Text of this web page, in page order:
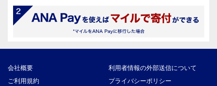
会社概要
利用者情報の外部送信について
ご利用規約
プライバシーポリシー